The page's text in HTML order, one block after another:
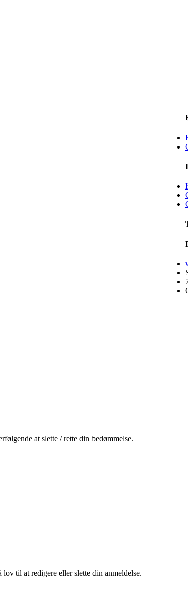
at slette / rette din bedømmelse.
til at redigere eller slette din anmeldelse.